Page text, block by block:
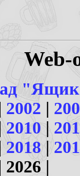
2002 |
2010|
2018|
2026 |